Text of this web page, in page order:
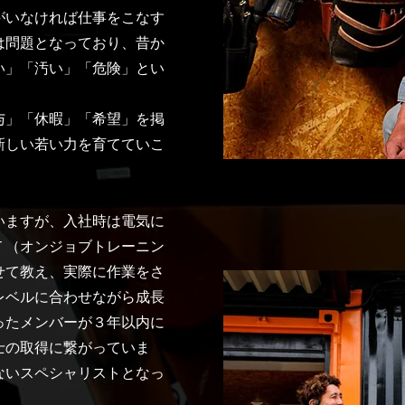
なければ仕事をこなす
題となっており、昔か
「汚い」「危険」とい
「休暇」「希望」を掲
い若い力を育てていこ
すが、入社時は電気に
オンジョブトレーニン
教え、実際に作業をさ
ルに合わせながら成長
メンバーが３年以内に
取得に繋がっていま
スペシャリストとなっ